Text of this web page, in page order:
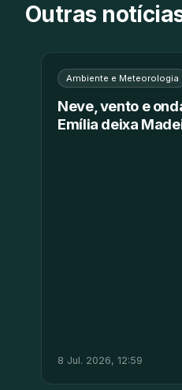
Outras
Ambiente e Meteorologia
Neve, vento e
Emília deixa
8 Jul. 2026, 12:59